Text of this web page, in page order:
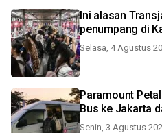
Ini alasan
penumpang di
Selasa, 4 Agustus
Paramount
Bus ke Jakarta
Senin, 3 Agustus